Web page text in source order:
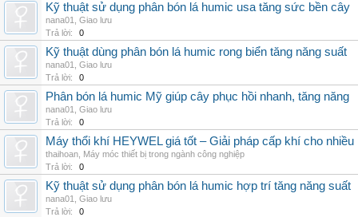
Kỹ thuật sử dụng phân bón lá humic usa tăng sức bền cây
nana01
Giao lưu
Trả lời:
0
Kỹ thuật dùng phân bón lá humic rong biển tăng năng suất
nana01
Giao lưu
Trả lời:
0
Phân bón lá humic Mỹ giúp cây phục hồi nhanh, tăng năng
nana01
Giao lưu
Trả lời:
0
Máy thổi khí HEYWEL giá tốt – Giải pháp cấp khí cho
thaihoan Máy móc thiết bị trong ngành công nghiệp
Trả lời:
0
Kỹ thuật sử dụng phân bón lá humic hợp trí tăng năng suất
nana01
Giao lưu
Trả lời:
0